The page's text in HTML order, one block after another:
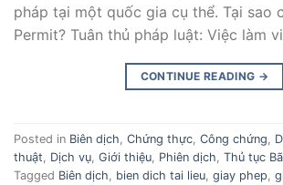
pháp tại một quốc gia cụ thể. Tại sao
Permit? Tuân thủ pháp luật: Việc làm
CONTINUE READING →
Posted in Biên dịch Chứng thực Công chứng
thuật
Dịch vụ Giới thiệu Phiên dịch Thủ tục
Tagged Biên dịch bien dich tai lieu giay phep